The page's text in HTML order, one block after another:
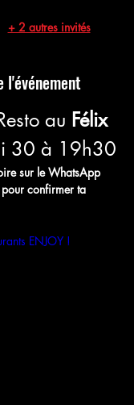
+ 2 autres invités
l'événement
au Félix
30 à 19h30
sur le WhatsApp
confirmer ta